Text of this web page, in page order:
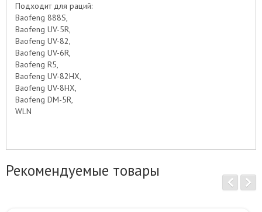
Подходит для раций:
Baofeng 888S,
Baofeng UV-5R,
Baofeng UV-82,
Baofeng UV-6R,
Baofeng R5,
Baofeng UV-82HX,
Baofeng UV-8HX,
Baofeng DM-5R,
WLN
Рекомендуемые товары